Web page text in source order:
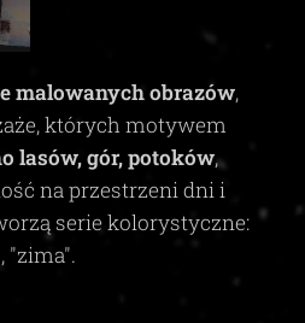
malowanych obrazów,
których motywem
lasów, gór, potoków,
na przestrzeni dni i
serie kolorystyczne:
"zima".